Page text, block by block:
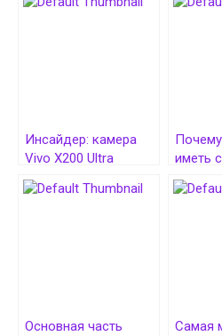
Инсайдер: камера
Vivo X200 Ultra
превзойдёт iPhone
по возможностям
иметь
Основная часть
Самая